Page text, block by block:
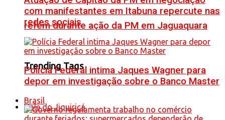
refém durante ação da PM em Jaguaquara
Trending Tags
Vale do Jiquiriçá
com manifestantes em Itabuna repercute nas
redes sociais
Polícia Federal intima Jaques Wagner para
depor em investigação sobre o Banco Master
Brasil